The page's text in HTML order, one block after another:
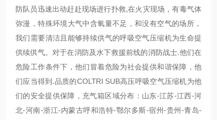
防队员迅速出动赶赴现场进行扑救,在火灾现场，有毒气体
弥漫，特殊环境大气中含氧量不足，和没有空气的场所，
我们需要清洁且能够持续供气的呼吸空气压缩机为生命提
供续供气。对于在消防及水下救援前线的消防战士.他们在
危险工作条件下，他们冒着危险为社会提供和谐保障，他
们应当得到.品质的COLTRI SUB高压呼吸空气压缩机为他
们的安全提供保障，充气箱区域分布：山东-江苏-江西-河
北-河南-浙江-内蒙古呼和浩特-鄂尔多斯-宿州-贵州-青岛-